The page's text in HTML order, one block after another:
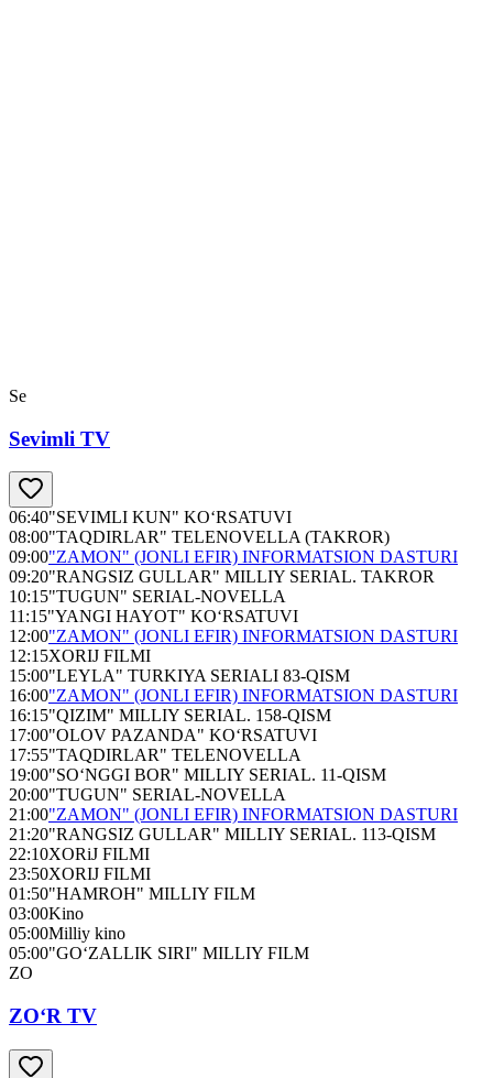
Se
Sevimli TV
06:40"SEVIMLI KUN" KO‘RSATUVI
08:00"TAQDIRLAR" TELENOVELLA (TAKROR)
09:00"ZAMON" (JONLI EFIR) INFORMATSION DASTURI
09:20"RANGSIZ GULLAR" MILLIY SERIAL. TAKROR
10:15"TUGUN" SERIAL-NOVELLA
11:15"YANGI HAYOT" KO‘RSATUVI
12:00"ZAMON" (JONLI EFIR) INFORMATSION DASTURI
12:15XORIJ FILMI
15:00"LEYLA" TURKIYA SERIALI 83-QISM
16:00"ZAMON" (JONLI EFIR) INFORMATSION DASTURI
16:15"QIZIM" MILLIY SERIAL. 158-QISM
17:00"OLOV PAZANDA" KO‘RSATUVI
17:55"TAQDIRLAR" TELENOVELLA
19:00"SO‘NGGI BOR" MILLIY SERIAL. 11-QISM
20:00"TUGUN" SERIAL-NOVELLA
21:00"ZAMON" (JONLI EFIR) INFORMATSION DASTURI
21:20"RANGSIZ GULLAR" MILLIY SERIAL. 113-QISM
22:10ХORiJ FILMI
23:50XORIJ FILMI
01:50"HAMROH" MILLIY FILM
03:00Kino
05:00Milliy kino
05:00"GO‘ZALLIK SIRI" MILLIY FILM
ZO
ZO‘R TV